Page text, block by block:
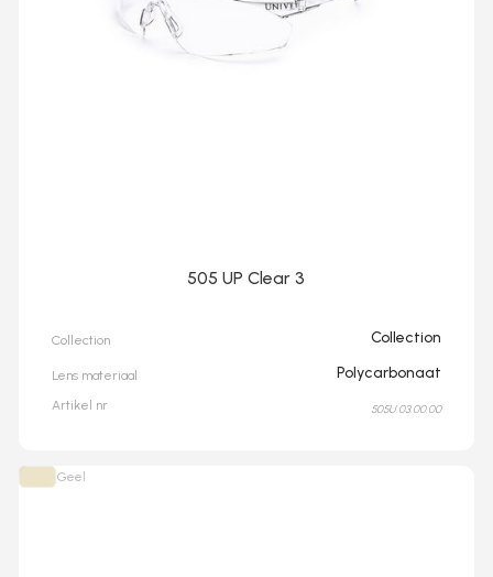
505 UP Clear 3
Collection Collection
Lens materiaal Polycarbonaat
Artikel nr 505U.03.00.00
Geel